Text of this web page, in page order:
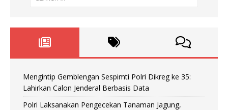
Mengintip Gemblengan Sespimti Polri Dikreg ke 35:
Lahirkan Calon Jenderal Berbasis Data
Polri Laksanakan Pengecekan Tanaman Jagung,